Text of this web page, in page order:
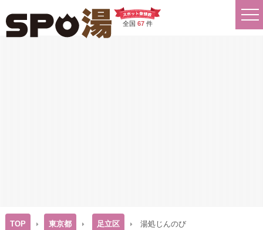
全国 67件
TOP 東京都 足立区 湯処じんのび